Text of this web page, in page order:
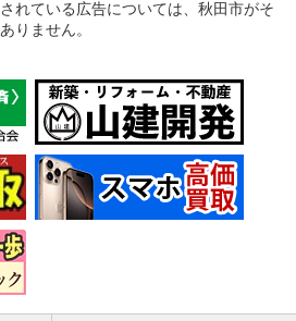
れている広告については、秋田市がそ
りません。